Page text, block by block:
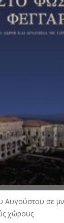
Αυγούστου σε
χώρους